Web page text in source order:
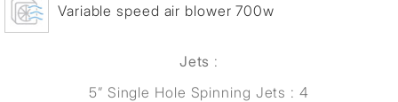
Variable speed air blower 700w
Jets :
5” Single Hole Spinning Jets : 4